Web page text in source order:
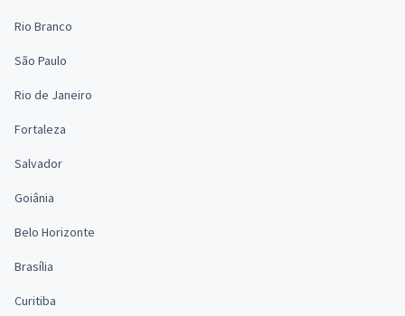
Rio Branco
São Paulo
Rio de Janeiro
Fortaleza
Salvador
Goiânia
Belo Horizonte
Brasília
Curitiba